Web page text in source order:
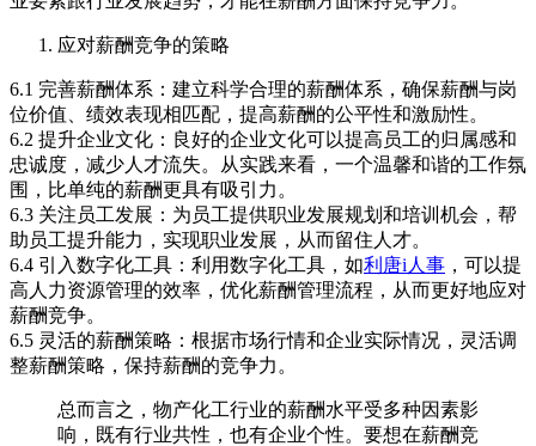
应对薪酬竞争的策略
6.1 完善薪酬体系：建立科学合理的薪酬体系，确保薪酬与岗
位价值、绩效表现相匹配，提高薪酬的公平性和激励性。
6.2 提升企业文化：良好的企业文化可以提高员工的归属感和
忠诚度，减少人才流失。从实践来看，一个温馨和谐的工作氛
围，比单纯的薪酬更具有吸引力。
6.3 关注员工发展：为员工提供职业发展规划和培训机会，帮
助员工提升能力，实现职业发展，从而留住人才。
6.4 引入数字化工具：利用数字化工具，如利唐i人事 ，可以提
高人力资源管理的效率，优化薪酬管理流程，从而更好地应对
薪酬竞争。
6.5 灵活的薪酬策略：根据市场行情和企业实际情况，灵活调
整薪酬策略，保持薪酬的竞争力。
总而言之，物产化工行业的薪酬水平受多种因素影
响，既有行业共性，也有企业个性。要想在薪酬竞